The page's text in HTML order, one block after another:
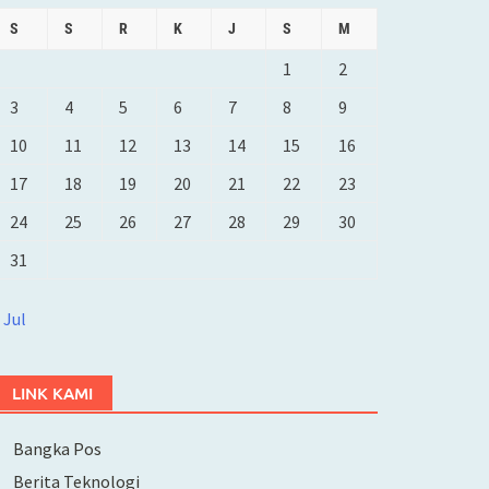
S S R K J S M
1
2
3
4 5 6 7 8
9
10
11 12 13 14 15
16
17
18 19 20 21 22
23
24
25 26 27 28 29
30
31
Jul
LINK KAMI
Bangka Pos
Berita Teknologi